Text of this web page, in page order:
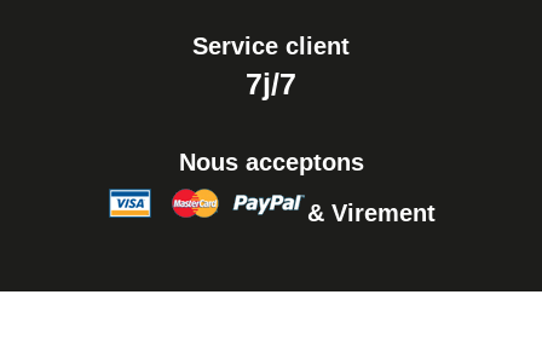
Service client
7j/7
Nous acceptons
& Virement